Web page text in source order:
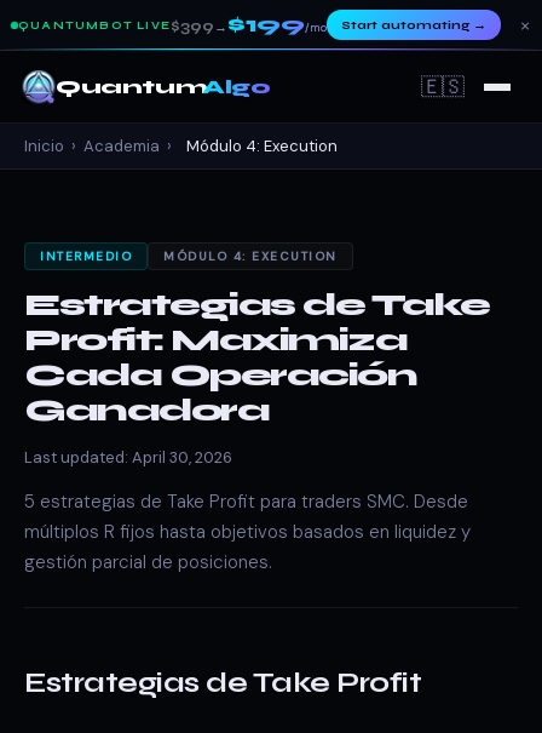
QUANTUMBOT LIVE $399 → $199/mo Start automating→ ×
QuantumAlgo 🇪🇸
Inicio › Academia › Módulo 4: Execution
INTERMEDIO MÓDULO 4: EXECUTION
Estrategias de Take
Profit: Maximiza
Cada Operación
Ganadora
Last updated: April 30, 2026
5 estrategias de Take Profit para traders SMC. Desde
múltiplos R fijos hasta objetivos basados en liquidez y
gestión parcial de posiciones.
Estrategias de Take Profit